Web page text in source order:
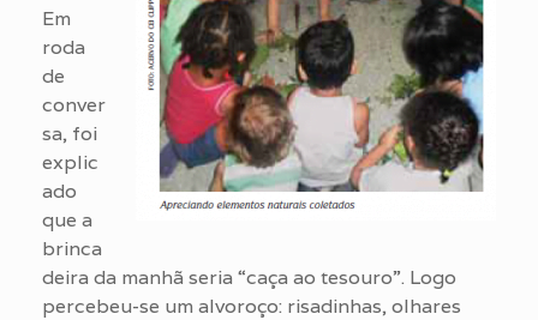
Em
roda
de
conver
sa, foi
explic
ado
que a
brinca
deira da manhã seria “caça ao tesouro”. Logo
percebeu-se um alvoroço: risadinhas, olhares